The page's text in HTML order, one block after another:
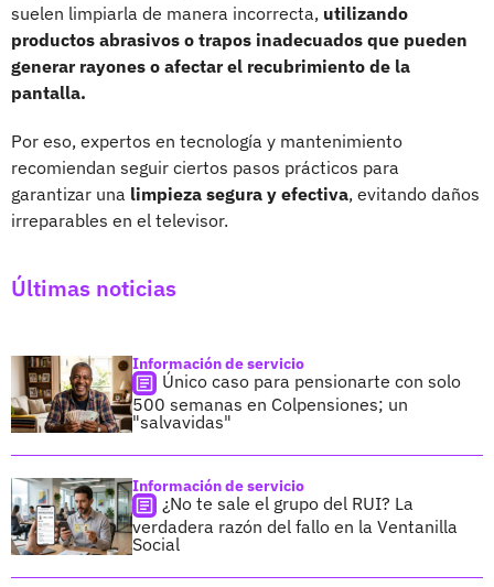
suelen limpiarla de manera incorrecta, utilizando
productos abrasivos o trapos inadecuados que pueden
generar rayones o afectar el recubrimiento de la
pantalla.
Por eso, expertos en tecnología y mantenimiento
recomiendan seguir ciertos pasos prácticos para
garantizar una limpieza segura y efectiva, evitando daños
irreparables en el televisor.
Últimas noticias
Información de servicio
Único caso para pensionarte con solo
500 semanas en Colpensiones; un
"salvavidas"
Información de servicio
¿No te sale el grupo del RUI? La
verdadera razón del fallo en la Ventanilla
Social